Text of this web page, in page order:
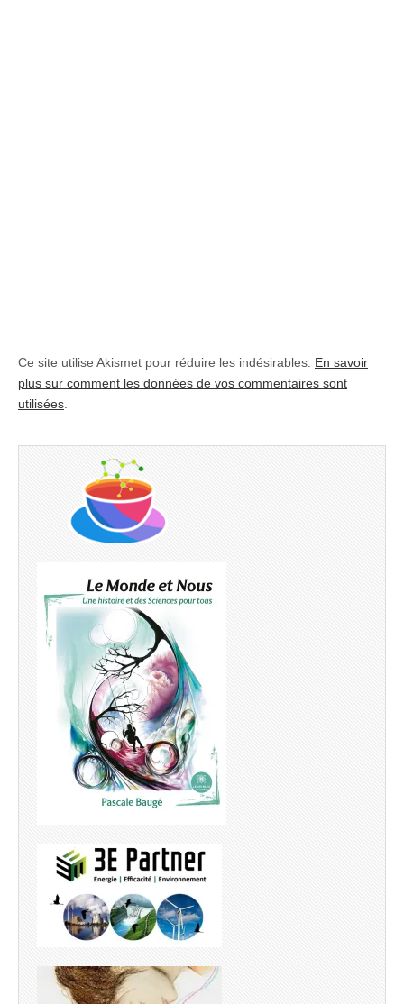
Ce site utilise Akismet pour réduire les indésirables. En savoir
plus sur comment les données de vos commentaires sont
utilisées